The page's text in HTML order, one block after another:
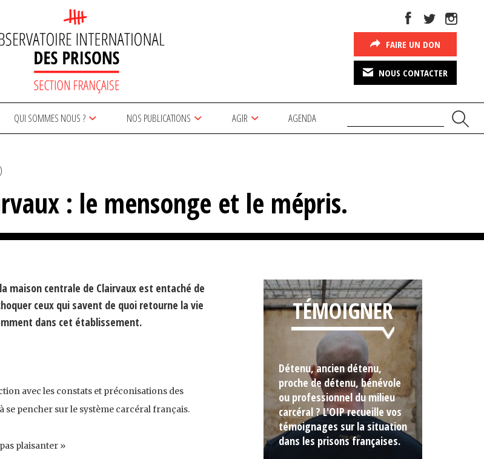
FAIRE UN DON
NOUS CONTACTER
QUI SOMMES NOUS ? NOS PUBLICATIONS AGIR AGENDA
: le mensonge et le mépris.
maison centrale de Clairvaux est entaché de
ceux qui savent de quoi retourne la vie
dans cet établissement.
avec les constats et préconisations des
pencher sur le système carcéral français.
plaisanter »
TÉMOIGNER
Détenu, ancien détenu,
proche de détenu, bénévole
ou professionnel du milieu
carcéral ? L'OIP recueille vos
témoignages sur la situation
dans les prisons françaises.